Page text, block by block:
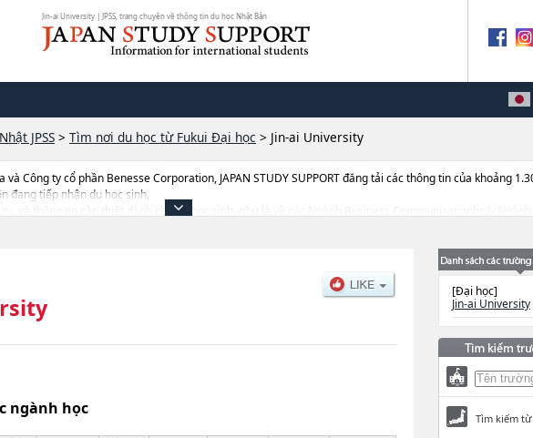
Jin-ai University | JPSS, trang chuyên về thông tin du học Nhật Bản
JPSS > Tìm nơi du học từ Fukui Đại học > Jin-ai University
Công ty cổ phần Benesse Corporation, JAPAN STUDY SUPPORT đăng tải các thông tin của khoảng
đang tiếp nhận du học sinh.
và thông tin cần thiết dành cho du học sinh, như là về các Ngành Business CommunicationhoặcNgành
ngành học
[Đại học]
Jin-ai University
Tìm kiếm